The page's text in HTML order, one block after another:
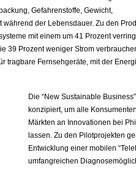
Gefahrenstoffe, Gewicht,
der Lebensdauer. Zu den
mit einem um 41 Prozent
39 Prozent weniger Strom
tragbare Fernsehgeräte, mit der
Die “New Sustainable
konzipiert, um alle
Märkten an Innovationen bei
lassen. Zu den Pilotprojekten
Entwicklung einer mobilen
umfangreichen